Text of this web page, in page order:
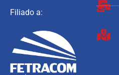
Filiado a: